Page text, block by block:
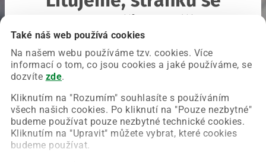
Také náš web používá cookies
Na našem webu používáme tzv. cookies. Více
informací o tom, co jsou cookies a jaké používáme, se
dozvíte zde.
Kliknutím na "Rozumím" souhlasíte s používáním
všech našich cookies. Po kliknutí na "Pouze nezbytné"
budeme používat pouze nezbytné technické cookies.
Kliknutím na "Upravit" můžete vybrat, které cookies
budeme používat.
Chyba nastala na naší straně a už ji opravujeme.
Zkuste prosím znovu načíst požadovanou stránku.
Obnovit stránku Úvodní strana